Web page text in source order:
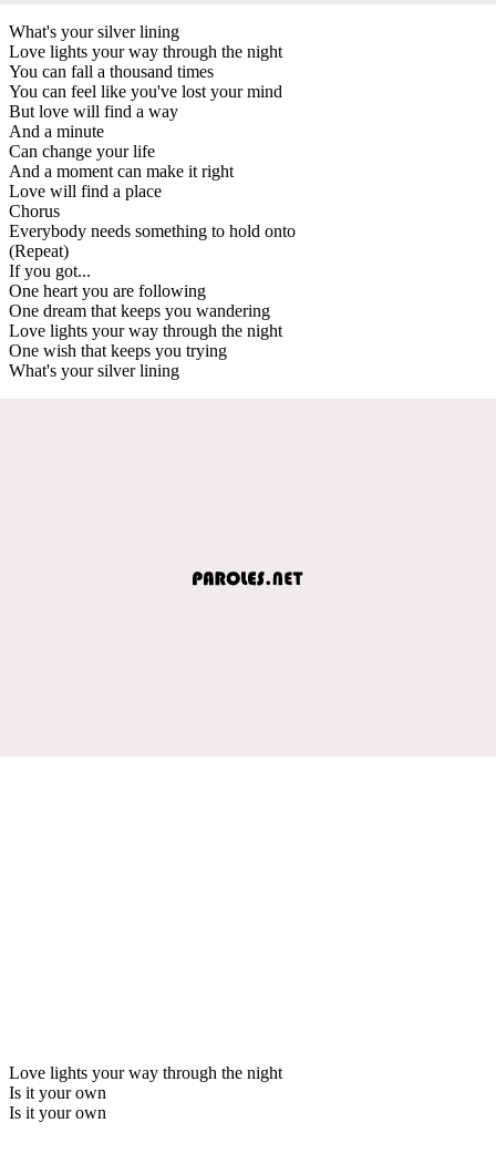
What's your silver lining
Love lights your way through the night
You can fall a thousand times
You can feel like you've lost your mind
But love will find a way
And a minute
Can change your life
And a moment can make it right
Love will find a place
Chorus
Everybody needs something to hold onto
(Repeat)
If you got...
One heart you are following
One dream that keeps you wandering
Love lights your way through the night
One wish that keeps you trying
What's your silver lining
Love lights your way through the night
Is it your own
Is it your own